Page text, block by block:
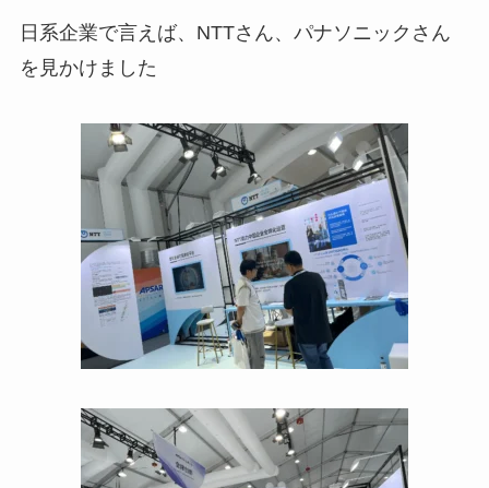
日系企業で言えば、NTTさん、パナソニックさん
を見かけました